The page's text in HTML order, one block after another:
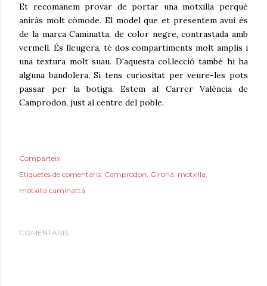
Et recomanem provar de portar una motxilla perquè
aniràs molt còmode. El model que et presentem avui és
de la marca Caminatta, de color negre, contrastada amb
vermell. És lleugera, té dos compartiments molt amplis i
una textura molt suau. D'aquesta col.lecció també hi ha
alguna bandolera. Si tens curiositat per veure-les pots
passar per la botiga. Estem al Carrer València de
Camprodon, just al centre del poble.
Comparteix
Etiquetes de comentaris: Camprodon Girona motxilla
motxilla caminatta
COMENTARIS